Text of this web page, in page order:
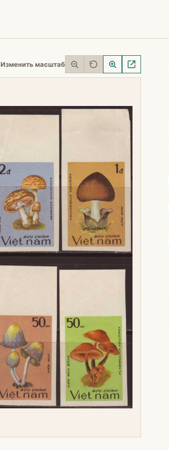
Изменить масштаб